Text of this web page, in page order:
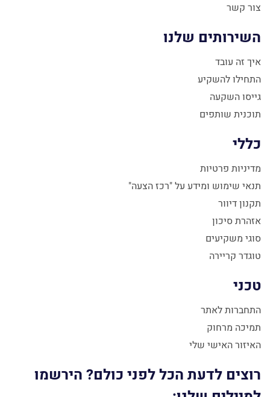
צור קשר
השירותים שלנו
איך זה עובד
התחילו להשקיע
גייסו השקעה
תוכנית שותפים
כללי
מדיניות פרטיות
תנאי שימוש ומידע על "רכז הצעה"
תקנון דיוור
אזהרת סיכון
סוגי משקיעים
טוגדר קריירה
טכני
התחברות לאתר
תמיכה מרחוק
האיזור האישי שלי
רוצים לדעת הכל לפני כולם? הירשמו